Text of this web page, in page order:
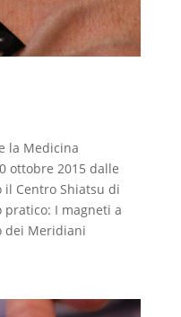
la Medicina
ottobre 2015 dalle
il Centro Shiatsu di
I magneti a
dei Meridiani